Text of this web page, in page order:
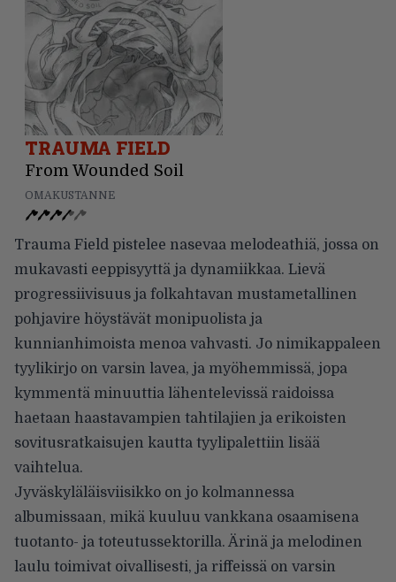
TRAUMA FIELD
From Wounded Soil
OMAKUSTANNE
Trauma Field pistelee nasevaa melodeathiä, jossa on
mukavasti eeppisyyttä ja dynamiikkaa. Lievä
progressiivisuus ja folkahtavan mustametallinen
pohjavire höystävät monipuolista ja
kunnianhimoista menoa vahvasti. Jo nimikappaleen
tyylikirjo on varsin lavea, ja myöhemmissä, jopa
kymmentä minuuttia lähentelevissä raidoissa
haetaan haastavampien tahtilajien ja erikoisten
sovitusratkaisujen kautta tyylipalettiin lisää
vaihtelua.
Jyväskyläläisviisikko on jo kolmannessa
albumissaan, mikä kuuluu vankkana osaamisena
tuotanto- ja toteutussektorilla. Ärinä ja melodinen
laulu toimivat oivallisesti, ja riffeissä on varsin